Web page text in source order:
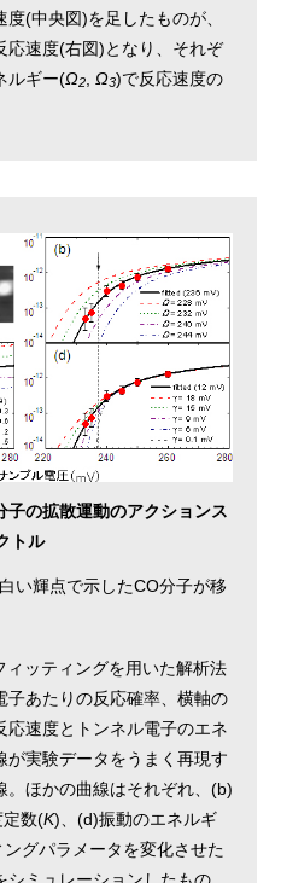
(中央図)を足したものが、
応速度(右図)となり、それぞ
ルギー(Ω2, Ω3)で反応速度の
の拡散運動のアクションス
トル
い輝点で示したCO分子が移
ッティングを用いた解析法
子あたりの反応確率、横軸の
速度とトンネル電子のエネ
が実験データをうまく再現す
。ほかの曲線はそれぞれ、(b)
数(K)、(d)振動のエネルギ
グパラメータを変化させた